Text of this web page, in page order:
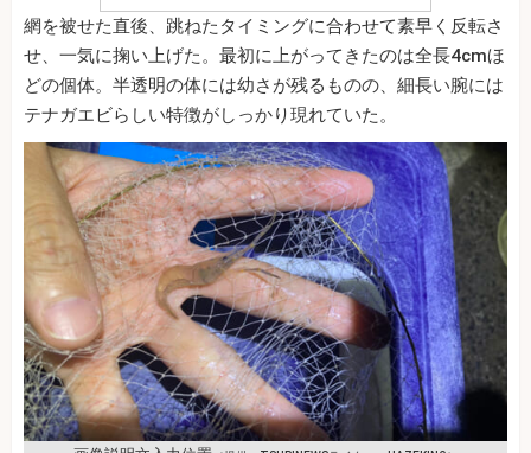
網を被せた直後、跳ねたタイミングに合わせて素早く反転さ
せ、一気に掬い上げた。最初に上がってきたのは全長4cmほ
どの個体。半透明の体には幼さが残るものの、細長い腕には
テナガエビらしい特徴がしっかり現れていた。